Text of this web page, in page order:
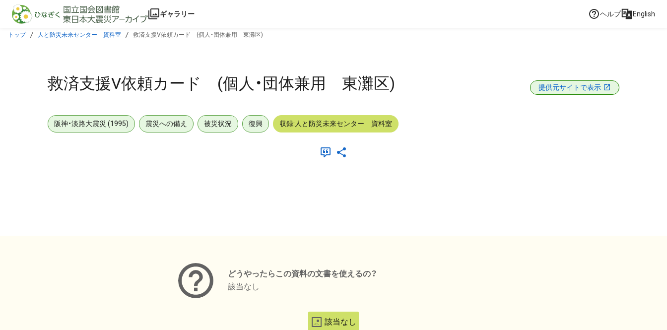
本文に飛ぶ
ギャラリー ヘルプ English
トップ 人と防災未来センター 資料室 救済支援V依頼カード (個人・団体兼用 東灘区)
救済支援V依頼カード (個人・団体兼用 東灘区) 提供元サイトで表示
阪神・淡路大震災 (1995) 震災への備え 被災状況 復興 収録:人と防災未来センター 資料室
どうやったらこの資料の文書を使えるの？
該当なし
該当なし